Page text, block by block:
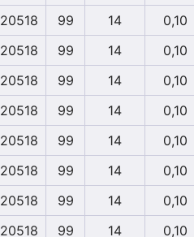
20518
99 14
0,10
20518
99 14
0,10
20518
99 14
0,10
20518
99 14
0,10
20518
99 14
0,10
20518
99 14
0,10
20518
99 14
0,10
20518
99 14 0,10